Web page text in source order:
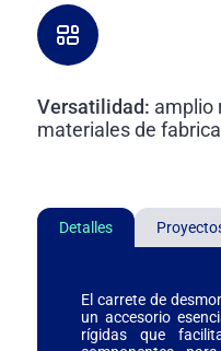
Versatilidad: amplio
materiales de
Detalles
El carrete de
un accesorio
rígidas que